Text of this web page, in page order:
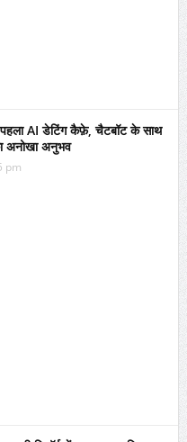
पहला AI डेटिंग कैफ़े, चैटबॉट के साथ
अनोखा अनुभव
pm